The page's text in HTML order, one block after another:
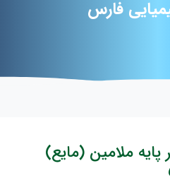
فارس
پایه ملامین (مایع)